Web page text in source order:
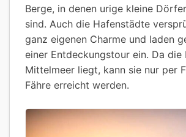
Berge, in denen urige kleine
sind. Auch die Hafenstädte
ganz eigenen Charme und laden
einer Entdeckungstour ein. Da die
Mittelmeer liegt, kann sie nur per
Fähre erreicht werden.